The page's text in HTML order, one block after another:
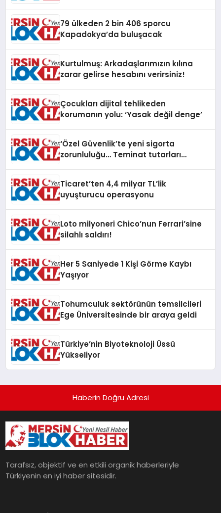
79 ülkeden 2 bin 406 sporcu
Kapadokya’da buluşacak
Kurtulmuş: Arkadaşlarımızın kılına
zarar gelirse hesabını verirsiniz!
Çocukları dijital tehlikeden
korumanın yolu: ‘Yasak değil denge’
‘Özel Güvenlik’te yeni sigorta
zorunluluğu… Teminat tutarları
Ticaret’ten 4,4 milyar TL’lik
uyuşturucu operasyonu
Loto milyoneri Chico’nun Ferrari’sine
silahlı saldırı!
Her 5 Saniyede 1 Kişi Görme Kaybı
Yaşıyor
Tohumculuk sektörünün temsilcileri
Ege Üniversitesinde bir araya geldi
Türkiye’nin Biyoteknoloji Üssü
Yükseliyor
Haberin Doğru Adresi
Tarafsız, objektif ve en etkili organik haberleriyle
Türkiyenin en iyi haber sitesidir.